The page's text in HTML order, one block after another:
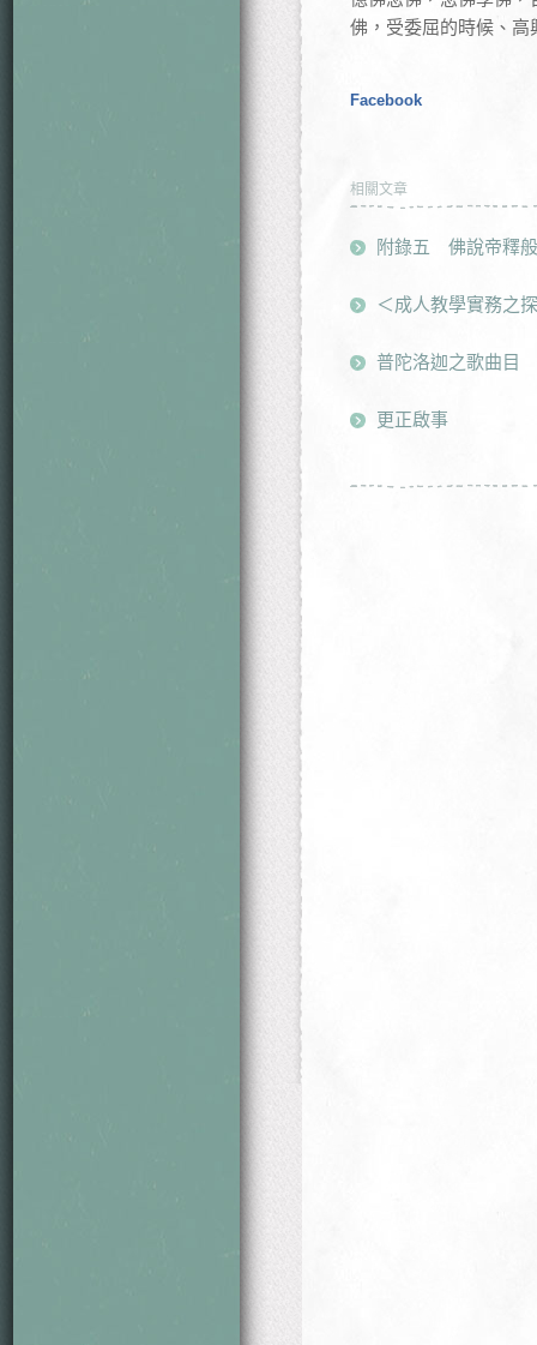
佛，受委屈的時候、
Facebook
相關文章
附錄五 佛說帝釋
＜成人教學實務之
普陀洛迦之歌曲目
更正啟事